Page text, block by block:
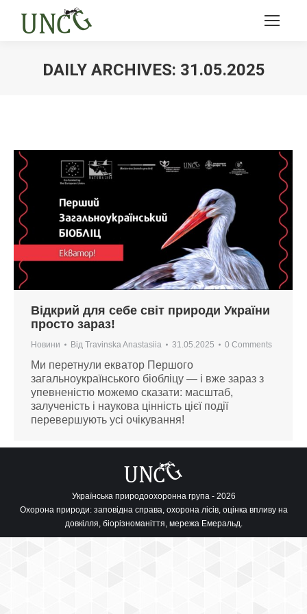
DAILY ARCHIVES: 31.05.2025
Відкрий для себе світ природи України
просто зараз!
Новини Від Travinska Anastasiia 31.05.2025 0 Comments
Ми перетнули екватор Першого
загальноукраїнського біобліцу — і вже зараз з
упевненістю можемо сказати: масштаб,
залученість і наукова цінність цієї події
перевершують усі очікування!
Українська природоохоронна група - 2026
Охорона природи: заповідна справа, охорона лісів, оцінка впливу на
довкілля, біорізноманіття, мережа Емеральд.